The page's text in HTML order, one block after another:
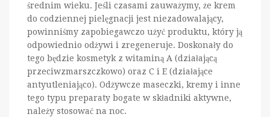
średnim wieku. Jeśli czasami zauważymy, że krem
do codziennej pielęgnacji jest niezadowalający,
powinniśmy zapobiegawczo użyć produktu, który ją
odpowiednio odżywi i zregeneruje. Doskonały do
tego będzie kosmetyk z witaminą A (działającą
przeciwzmarszczkowo) oraz C i E (działające
antyutleniająco). Odżywcze maseczki, kremy i inne
tego typu preparaty bogate w składniki aktywne,
należy stosować na noc.